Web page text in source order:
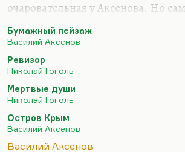
очаровательная у Аксенова. Но
Малахитова). Ну и вообще, такая
«Остров Крым» и каким стал
Собственно, и Гоголю перед
нужна была «Коляска». В «Коляске»
особенного, nothing special. Но
писать «Мертвые души» с
Бумажный пейзаж
Василий Аксенов
Ревизор
Николай Гоголь
Мертвые души
Николай Гоголь
Остров Крым
Василий Аксенов
Василий Аксенов